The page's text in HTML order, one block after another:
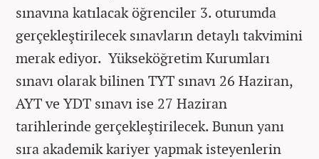
sınavına katılacak öğrenciler 3. oturumda
gerçekleştirilecek sınavların detaylı takvimini
merak ediyor. Yükseköğretim Kurumları
sınavı olarak bilinen TYT sınavı 26 Haziran,
AYT ve YDT sınavı ise 27 Haziran
tarihlerinde gerçekleştirilecek. Bunun yanı
sıra akademik kariyer yapmak isteyenlerin